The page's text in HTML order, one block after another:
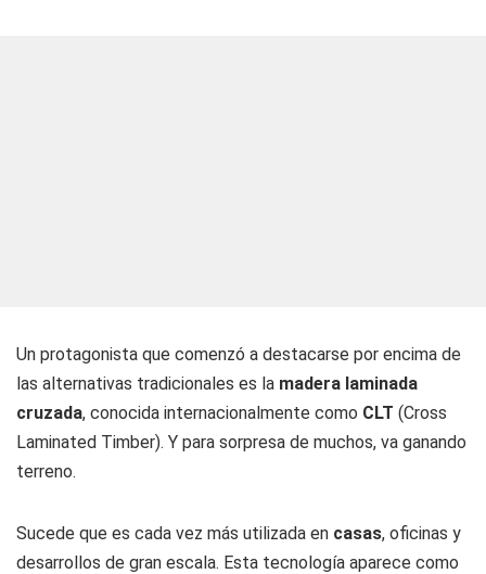
Un protagonista que comenzó a destacarse por encima de
las alternativas tradicionales es la madera laminada
cruzada, conocida internacionalmente como CLT (Cross
Laminated Timber). Y para sorpresa de muchos, va ganando
terreno.
Sucede que es cada vez más utilizada en casas, oficinas y
desarrollos de gran escala. Esta tecnología aparece como